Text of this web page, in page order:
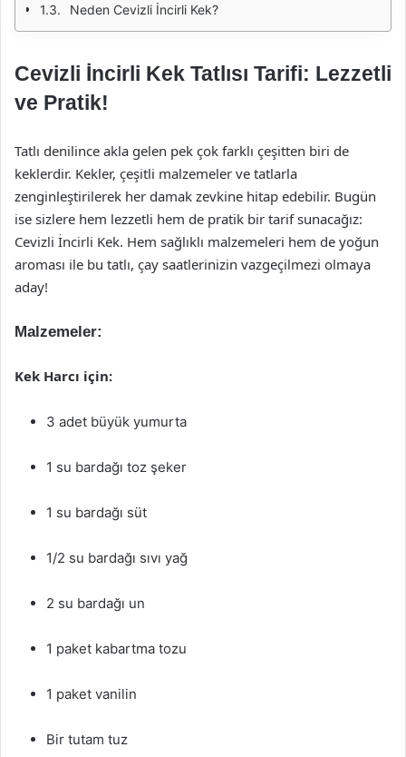
Neden Cevizli İncirli Kek?
Cevizli İncirli Kek Tatlısı Tarifi: Lezzetli
ve Pratik!
Tatlı denilince akla gelen pek çok farklı çeşitten biri de
keklerdir. Kekler, çeşitli malzemeler ve tatlarla
zenginleştirilerek her damak zevkine hitap edebilir. Bugün
ise sizlere hem lezzetli hem de pratik bir tarif sunacağız:
Cevizli İncirli Kek. Hem sağlıklı malzemeleri hem de yoğun
aroması ile bu tatlı, çay saatlerinizin vazgeçilmezi olmaya
aday!
Malzemeler:
Kek Harcı için:
3 adet büyük yumurta
1 su bardağı toz şeker
1 su bardağı süt
1/2 su bardağı sıvı yağ
2 su bardağı un
1 paket kabartma tozu
1 paket vanilin
Bir tutam tuz